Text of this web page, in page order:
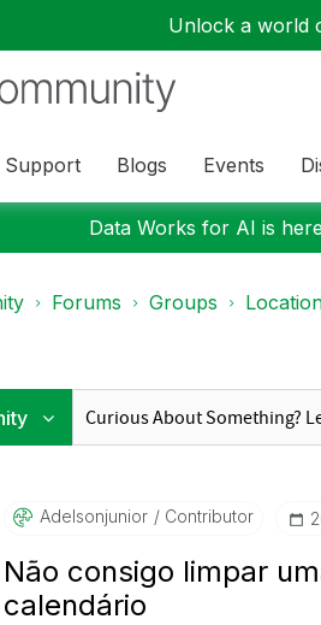
Unlock a world
Support Blogs Events
Data Works for AI is
Forums Groups
Adelsonjunior Contributor
Não consigo limpar
calendário